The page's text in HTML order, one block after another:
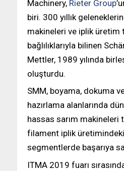
Machinery, Rieter Group
biri. 300 yıllık
makineleri ve iplik üretim
bağlılıklarıyla bilinen
Mettler, 1989 yılında
oluşturdu.
SMM, boyama, dokuma
hazırlama alanlarında
hassas sarım makineleri
filament iplik
segmentlerde başarıya
ITMA 2019 fuarı